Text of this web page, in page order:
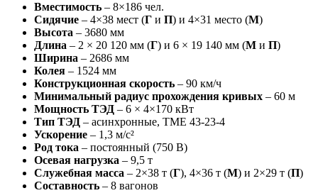
Вместимость – 8×186 чел.
Сидячие – 4×38 мест (Г и П) и 4×31 место (М)
Высота – 3680 мм
Длина – 2 × 20 120 мм (Г) и 6 × 19 140 мм (М и П)
Ширина – 2686 мм
Колея – 1524 мм
Конструкционная скорость – 90 км/ч
Минимальный радиус прохождения кривых – 60 м
Мощность ТЭД – 6 × 4×170 кВт
Тип ТЭД – асинхронные, TME 43-23-4
Ускорение – 1,3 м/с²
Род тока – постоянный (750 В)
Осевая нагрузка – 9,5 т
Служебная масса – 2×38 т (Г), 4×36 т (М) и 2×29 т (П)
Составность – 8 вагонов